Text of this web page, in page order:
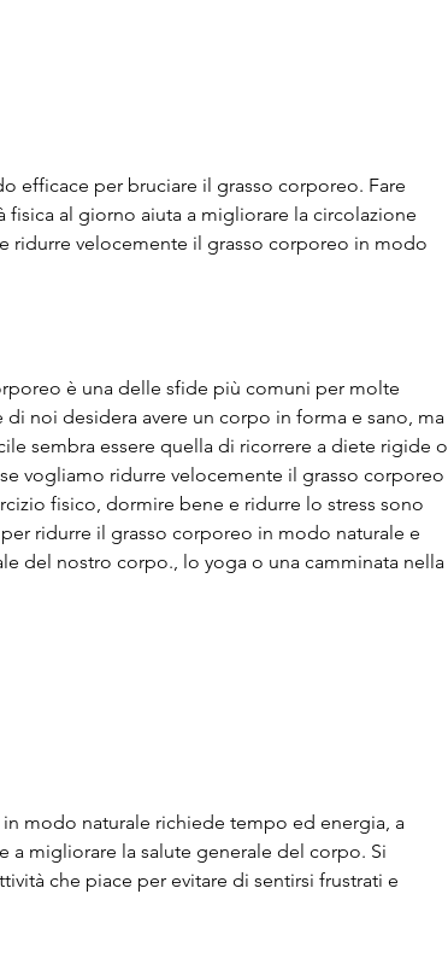
efficace per bruciare il grasso corporeo. Fare
fisica al giorno aiuta a migliorare la circolazione
ridurre velocemente il grasso corporeo in modo
è una delle sfide più comuni per molte
noi desidera avere un corpo in forma e sano, ma
sembra essere quella di ricorrere a diete rigide o
vogliamo ridurre velocemente il grasso corporeo
fisico, dormire bene e ridurre lo stress sono
ridurre il grasso corporeo in modo naturale e
del nostro corpo., lo yoga o una camminata nella
modo naturale richiede tempo ed energia, a
a migliorare la salute generale del corpo. Si
che piace per evitare di sentirsi frustrati e